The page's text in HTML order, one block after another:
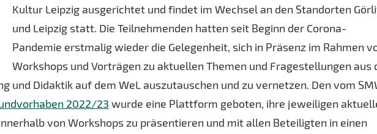
Kultur Leipzig ausgerichtet und findet im Wechsel an den Standorten
und Leipzig statt. Die Teilnehmenden hatten seit Beginn der Corona-
Pandemie erstmalig wieder die Gelegenheit, sich in Präsenz im Rahmen
Workshops und Vorträgen zu aktuellen Themen und Fragestellungen aus
und Didaktik auf dem WeL auszutauschen und zu vernetzen. Den vom
2022/23 wurde eine Plattform geboten, ihre jeweiligen
von Workshops zu präsentieren und mit allen Beteiligten in einen